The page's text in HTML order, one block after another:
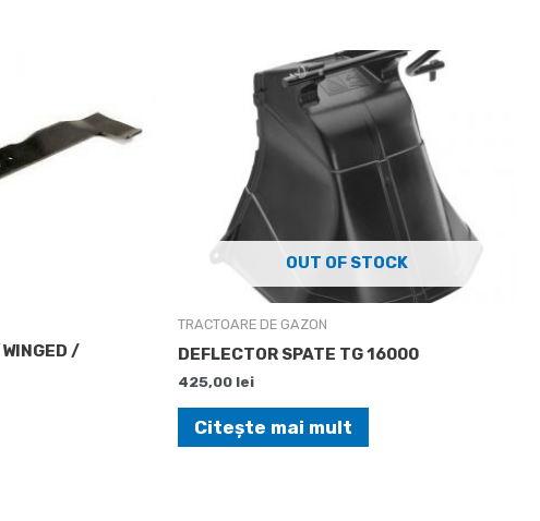
/
OUT OF STOCK
TRACTOARE DE GAZON
DEFLECTOR SPATE TG 16000
425,00 lei
Citește mai mult